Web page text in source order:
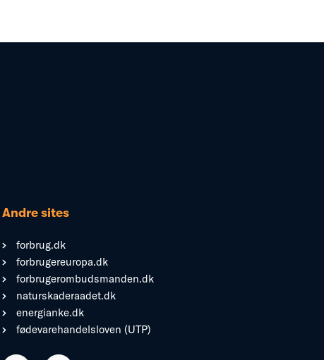
Andre sites
forbrug.dk
forbrugereuropa.dk
forbrugerombudsmanden.dk
naturskaderaadet.dk
energianke.dk
fødevarehandelsloven (UTP)